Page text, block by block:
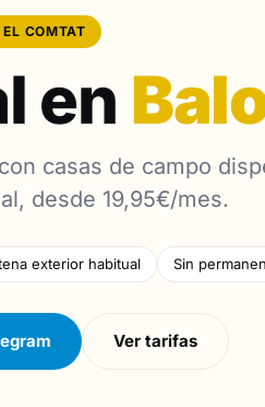
EL COMTAT
en
casas de campo
desde 19,95€/mes.
exterior habitual Sin
Ver tarifas